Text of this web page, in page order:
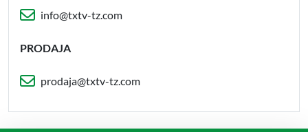
info@txtv-tz.com
PRODAJA
prodaja@txtv-tz.com